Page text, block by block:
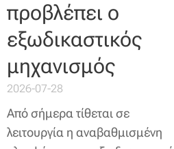
προβλέπει ο
εξωδικαστικός
μηχανισμός
2026-07-28
Από σήμερα τίθεται σε
λειτουργία η αναβαθμισμένη